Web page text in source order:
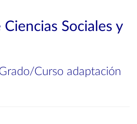
Ciencias Sociales y
Curso adaptación